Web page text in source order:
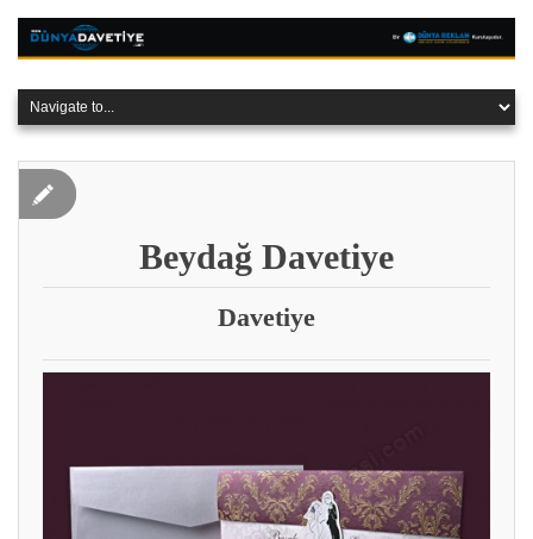
Beydağ Davetiye
Davetiye